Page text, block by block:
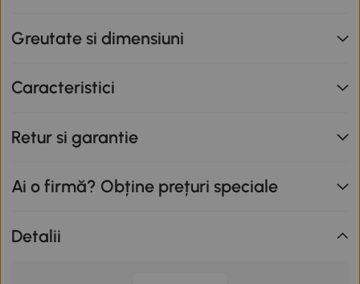
Greutate si dimensiuni
Caracteristici
Retur si garantie
Ai o firmă? Obține prețuri speciale
Detalii